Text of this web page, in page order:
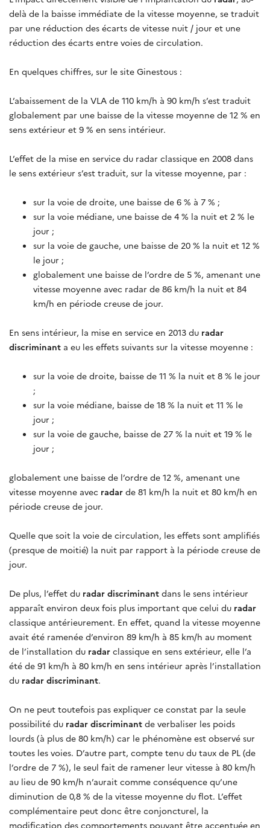
delà de la baisse immédiate de la vitesse moyenne, se traduit
par une réduction des écarts de vitesse nuit / jour et une
réduction des écarts entre voies de circulation.
En quelques chiffres, sur le site Ginestous :
L’abaissement de la VLA de 110 km/h à 90 km/h s’est traduit
globalement par une baisse de la vitesse moyenne de 12 % en
sens extérieur et 9 % en sens intérieur.
L’effet de la mise en service du radar classique en 2008 dans
le sens extérieur s’est traduit, sur la vitesse moyenne, par :
sur la voie de droite, une baisse de 6 % à 7 % ;
sur la voie médiane, une baisse de 4 % la nuit et 2 % le
jour ;
sur la voie de gauche, une baisse de 20 % la nuit et 12 %
le jour ;
globalement une baisse de l’ordre de 5 %, amenant une
vitesse moyenne avec radar de 86 km/h la nuit et 84
km/h en période creuse de jour.
En sens intérieur, la mise en service en 2013 du radar
discriminant a eu les effets suivants sur la vitesse moyenne :
sur la voie de droite, baisse de 11 % la nuit et 8 % le jour
;
sur la voie médiane, baisse de 18 % la nuit et 11 % le
jour ;
sur la voie de gauche, baisse de 27 % la nuit et 19 % le
jour ;
globalement une baisse de l’ordre de 12 %, amenant une
vitesse moyenne avec radar de 81 km/h la nuit et 80 km/h en
période creuse de jour.
Quelle que soit la voie de circulation, les effets sont amplifiés
(presque de moitié) la nuit par rapport à la période creuse de
jour.
De plus, l’effet du radar discriminant dans le sens intérieur
apparaît environ deux fois plus important que celui du radar
classique antérieurement. En effet, quand la vitesse moyenne
avait été ramenée d’environ 89 km/h à 85 km/h au moment
de l’installation du radar classique en sens extérieur, elle l’a
été de 91 km/h à 80 km/h en sens intérieur après l’installation
du radar discriminant.
On ne peut toutefois pas expliquer ce constat par la seule
possibilité du radar discriminant de verbaliser les poids
lourds (à plus de 80 km/h) car le phénomène est observé sur
toutes les voies. D’autre part, compte tenu du taux de PL (de
l’ordre de 7 %), le seul fait de ramener leur vitesse à 80 km/h
au lieu de 90 km/h n’aurait comme conséquence qu’une
diminution de 0,8 % de la vitesse moyenne du flot. L’effet
complémentaire peut donc être conjoncturel, la
modification des comportements pouvant être accentuée en